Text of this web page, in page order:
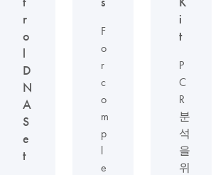
r
o
l
D
N
A
S
e
t
F
o
r
c
o
m
p
l
e
i
t
P
C
R
분
석
을
위